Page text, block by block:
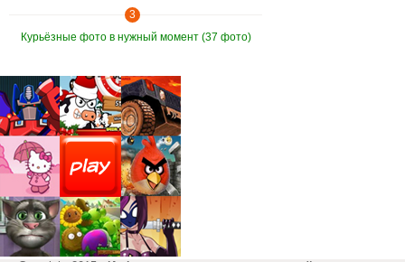
3
Курьёзные фото в нужный момент (37 фото)